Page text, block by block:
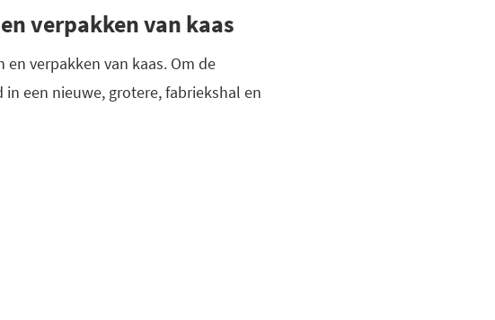
verpakken van kaas
verpakken van kaas. Om de
een nieuwe, grotere, fabriekshal en